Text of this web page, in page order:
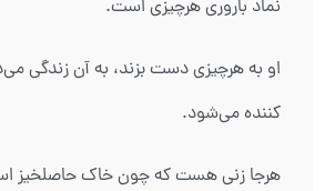
نماد باروری هرچیزی است.
او به هرچیزی دست بزند، به آن زندگی
کننده می‌شود.
هرجا زنی هست که چون خاک حاصلخیز